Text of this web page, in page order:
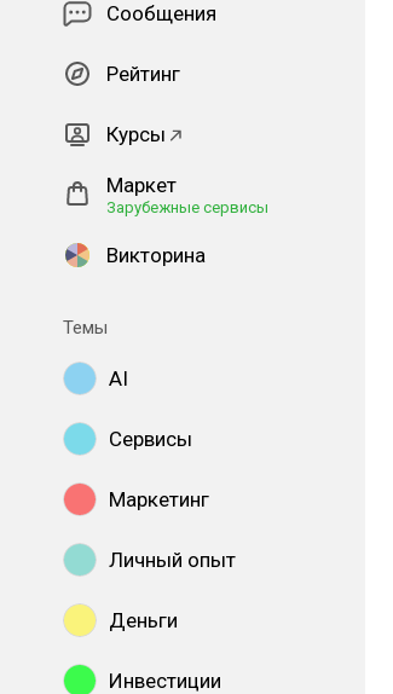
Сообщения
Рейтинг
Курсы
Маркет
Зарубежные сервисы
Викторина
Темы
AI
Сервисы
Маркетинг
Личный опыт
Деньги
Инвестиции